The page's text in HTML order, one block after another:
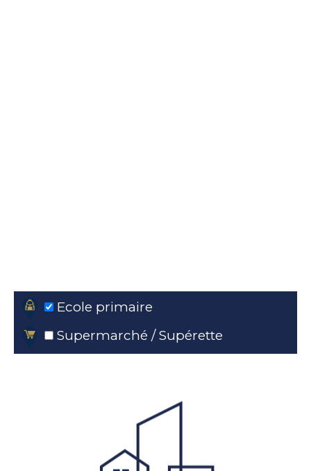
Ecole primaire
Supermarché / Supérette